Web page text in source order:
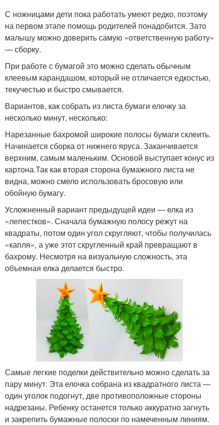
С ножницами дети пока работать умеют редко, поэтому
на первом этапе помощь родителей понадобится. Зато
малышу можно доверить самую «ответственную работу»
— сборку.
При работе с бумагой это можно сделать обычным
клеевым карандашом, который не отличается едкостью,
текучестью и быстро смывается.
Вариантов, как собрать из листа бумаги елочку за
несколько минут, несколько:
Нарезанные бахромой широкие полосы бумаги склеить.
Начинается сборка от нижнего яруса. Заканчивается
верхним, самым маленьким. Основой выступает конус из
картона.Так как вторая сторона бумажного листа не
видна, можно смело использовать бросовую или
обойную бумагу.
Усложненный вариант предыдущей идеи — елка из
«лепестков». Сначала бумажную полосу режут на
квадраты, потом один угол скругляют, чтобы получилась
«капля», а уже этот скругленный край превращают в
бахрому. Несмотря на визуальную сложность, эта
объемная елка делается быстро.
Самые легкие поделки действительно можно сделать за
пару минут. Эта елочка собрана из квадратного листа —
один уголок подогнут, две противоположные стороны
надрезаны. Ребенку останется только аккуратно загнуть
и закрепить бумажные полоски по намеченным линиям.